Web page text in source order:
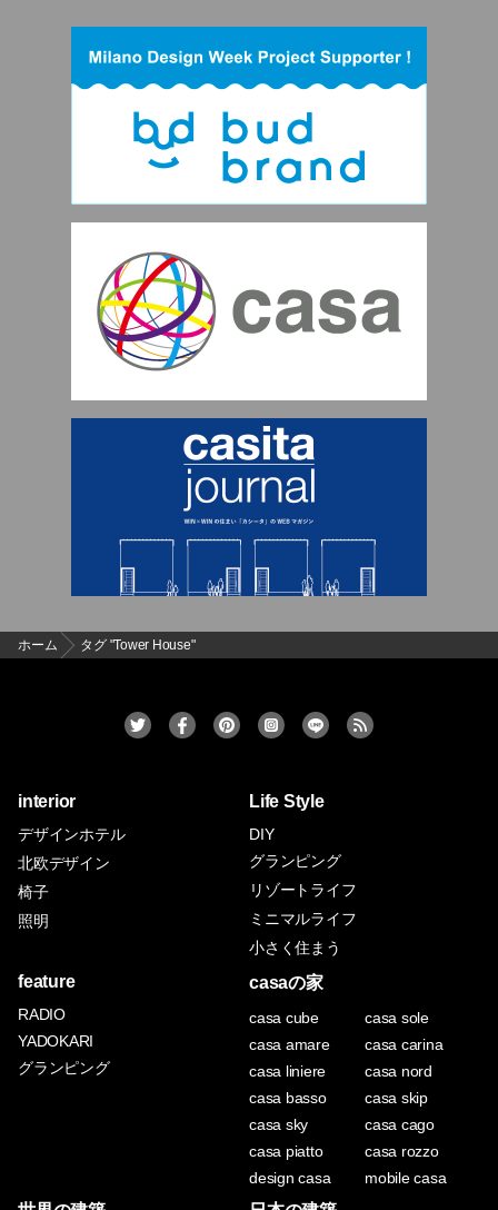
ホーム タグ "Tower House"
interior
デザインホテル
北欧デザイン
椅子
照明
Life Style
DIY
グランピング
リゾートライフ
ミニマルライフ
小さく住まう
feature
RADIO
YADOKARI
グランピング
casaの家
casa cube
casa sole
casa amare
casa carina
casa liniere
casa nord
casa basso
casa skip
casa sky
casa cago
casa piatto
casa rozzo
design casa
mobile casa